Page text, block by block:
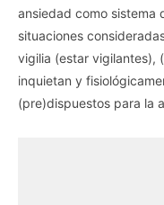
ansiedad como sistema
situaciones
vigilia (estar vigilantes),
inquietan y
(pre)dispuestos para la